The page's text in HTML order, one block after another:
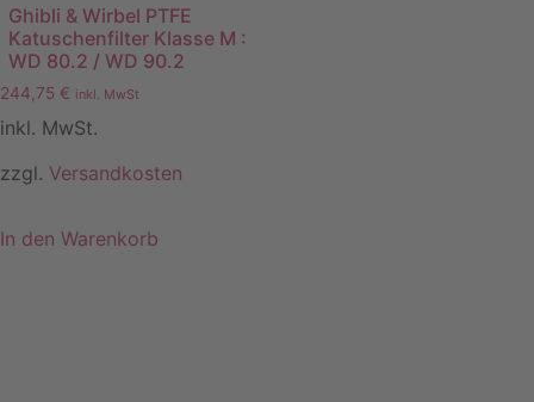
Ghibli & Wirbel PTFE
Katuschenfilter Klasse M :
WD 80.2 / WD 90.2
244,75 € inkl. MwSt
inkl. MwSt.
zzgl. Versandkosten
In den Warenkorb